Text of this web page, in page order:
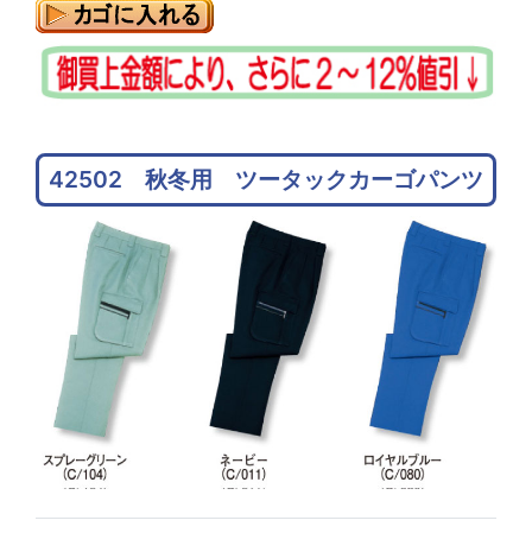
42502 秋冬用 ツータックカーゴパンツ